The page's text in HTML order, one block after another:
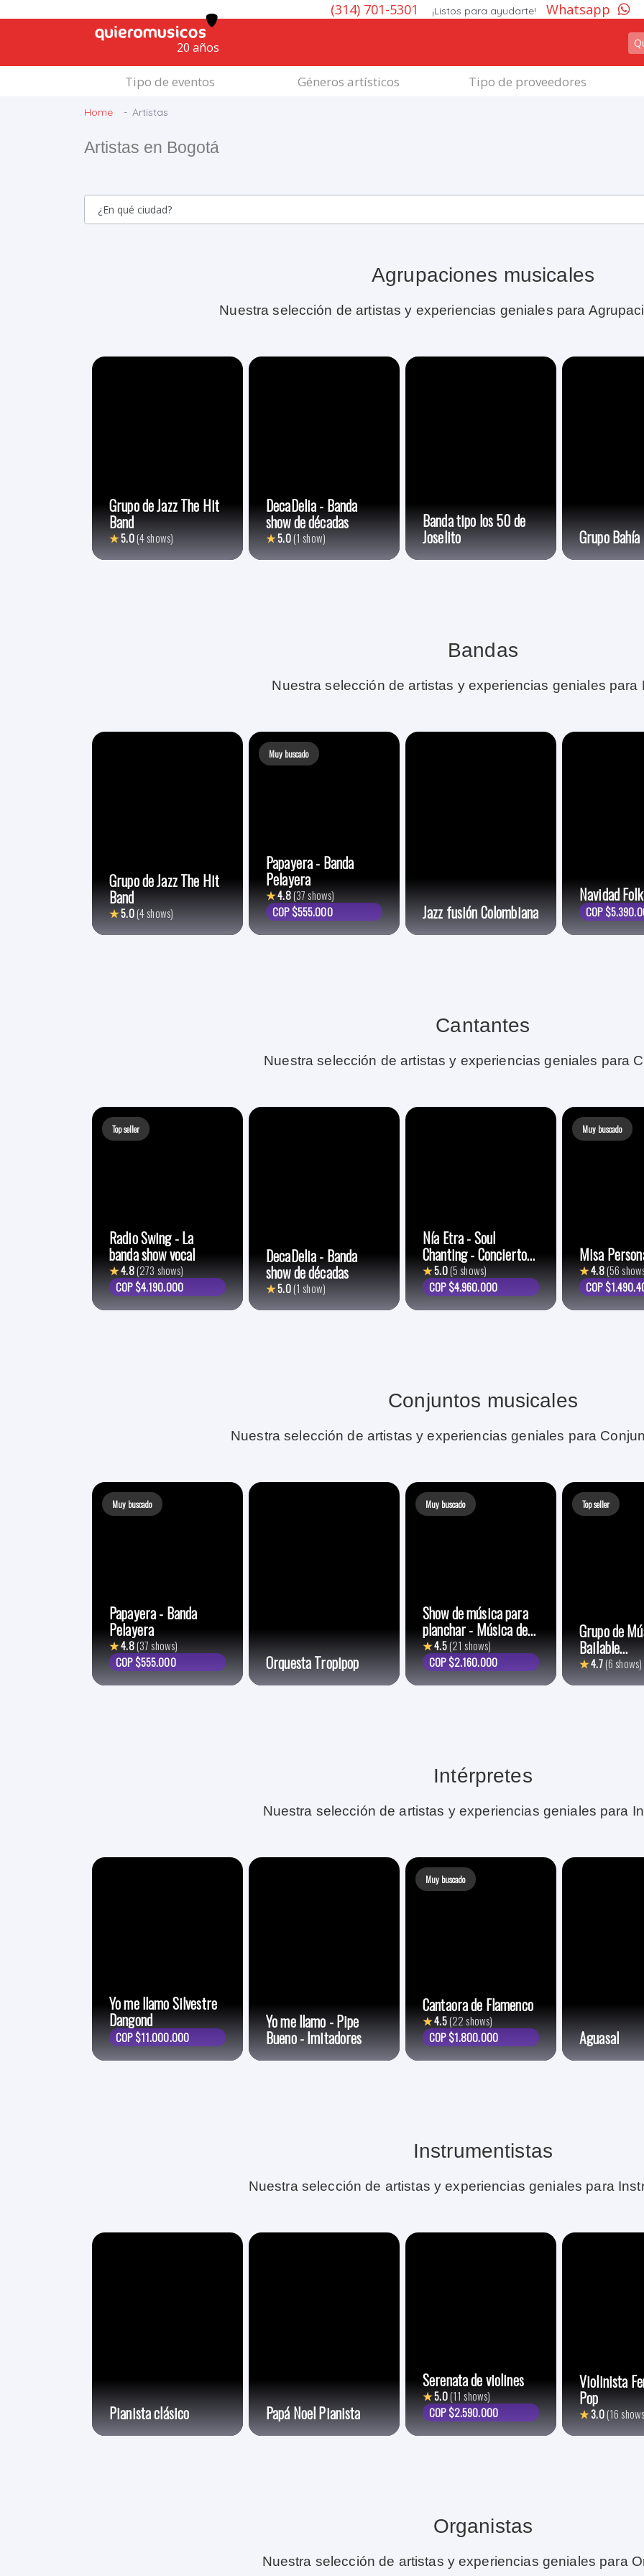
(314) 701-5301 ¡Listos para ayudarte! Whatsapp
20 años
Tipo de eventos Géneros artísticos Tipo de proveedores
Home Artistas
Artistas en Bogotá
Agrupaciones musicales
Nuestra selección de artistas y experiencias geniales para
Grupo de Jazz The Hit
Band
★5.0(4 shows)
DecaDelia - Banda
show de décadas
★5.0(1 show)
Banda tipo los 50 de
Joselito Grupo Bahía
Bandas
Nuestra selección de artistas y experiencias geniales para
Grupo de Jazz The Hit
Band
★5.0(4 shows)
Muy buscado
Papayera - Banda
Pelayera
★4.8(37 shows)
COP $555.000
Jazz fusión Colombiana
Navidad Folk
COP
Cantantes
Nuestra selección de artistas y experiencias geniales para
Top seller
Radio Swing - La
banda show vocal
★4.8(273 shows)
COP $4.190.000
DecaDelia - Banda
show de décadas
★5.0(1 show)
Nía Etra - Soul
Chanting - Concierto
Vital
★5.0(5 shows)
COP $4.960.000
Muy buscado
Misa
★4.8(56
COP
Conjuntos musicales
Nuestra selección de artistas y experiencias geniales para
Muy buscado
Papayera - Banda
Pelayera
★4.8(37 shows)
COP $555.000
Orquesta Tropipop
Muy buscado
Show de música para
planchar - Música de
plancha
★4.5(21 shows)
COP $2.160.000
Top seller
Grupo de
Bailable
★4.7(6 shows)
Intérpretes
Nuestra selección de artistas y experiencias geniales para
Yo me llamo Silvestre
Dangond
COP $11.000.000
Yo me llamo - Pipe
Bueno - Imitadores
Muy buscado
Cantaora de Flamenco
★4.5(22 shows)
COP $1.800.000
Aguasal
Instrumentistas
Nuestra selección de artistas y experiencias geniales para
Pianista clásico Papá Noel Pianista
Serenata de violines
★5.0(11 shows)
COP $2.590.000
Violinista
Pop
★3.0(16
Organistas
Nuestra selección de artistas y experiencias geniales para